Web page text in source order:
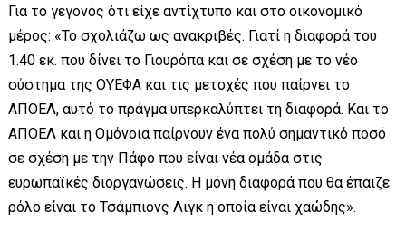
Για το γεγονός ότι είχε αντίχτυπο και στο οικονομικό
μέρος: «Το σχολιάζω ως ανακριβές. Γιατί η διαφορά του
1.40 εκ. που δίνει το Γιουρόπα και σε σχέση με το νέο
σύστημα της ΟΥΕΦΑ και τις μετοχές που παίρνει το
ΑΠΟΕΛ, αυτό το πράγμα υπερκαλύπτει τη διαφορά. Και το
ΑΠΟΕΛ και η Ομόνοια παίρνουν ένα πολύ σημαντικό ποσό
σε σχέση με την Πάφο που είναι νέα ομάδα στις
ευρωπαϊκές διοργανώσεις. Η μόνη διαφορά που θα έπαιζε
ρόλο είναι το Τσάμπιονς Λιγκ η οποία είναι χαώδης».